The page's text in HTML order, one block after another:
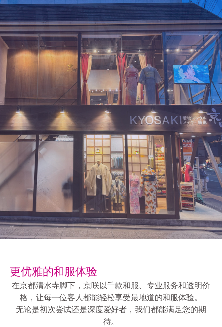
更优雅的和服体验
在京都清水寺脚下，京咲以千款和服、专业服务和透明价
格，让每一位客人都能轻松享受最地道的和服体验。
无论是初次尝试还是深度爱好者，我们都能满足您的期
待。